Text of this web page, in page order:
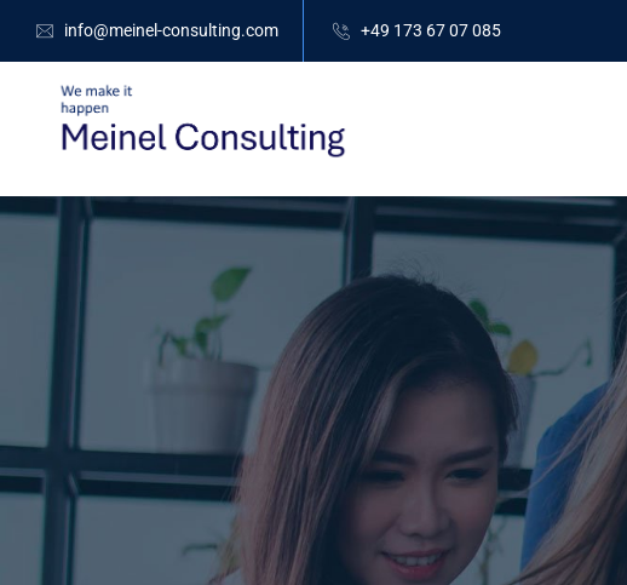
info@meinel-consulting.com +49 173 67 07 085